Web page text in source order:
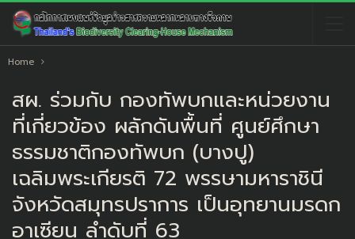
Home
สผ. ร่วมกับ กองทัพบกและหน่วยงาน
ที่เกี่ยวข้อง ผลักดันพื้นที่ ศูนย์ศึกษา
ธรรมชาติกองทัพบก (บางปู)
เฉลิมพระเกียรติ 72 พรรษามหาราชินี
จังหวัดสมุทรปราการ เป็นอุทยานมรดก
อาเซียน ลำดับที่ 63